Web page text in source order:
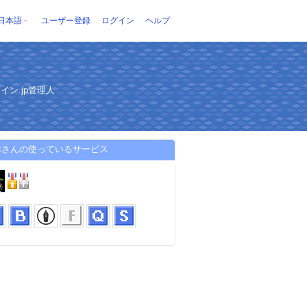
本語 ユーザー登録 ログイン ヘルプ
ン.jp管理人
さんの使っているサービス